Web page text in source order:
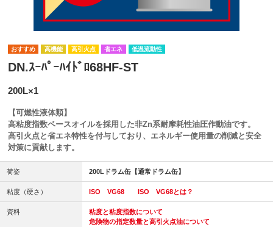
高機能 高引火点 省エネ 低温流動性
DN.ｽｰﾊﾟｰﾊｲﾄﾞﾛ68HF-ST
200L×1
【可燃性液体類】
高粘度指数ベースオイルを採用した非Zn系耐摩耗性油圧作動油です。
高引火点と省エネ特性を付与しており、エネルギー使用量の削減と安全
対策に貢献します。
荷姿 200Lドラム缶【通常ドラム缶】
粘度（硬さ） ISO VG68 ISO VG68とは？
資料
粘度と粘度指数について
危険物の指定数量と高引火点油について